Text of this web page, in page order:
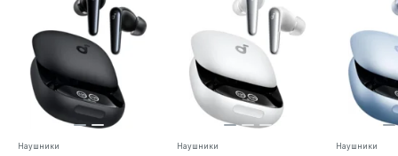
Наушники Наушники Наушники